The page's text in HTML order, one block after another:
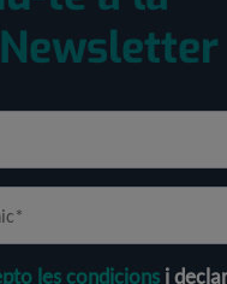
les condicions i